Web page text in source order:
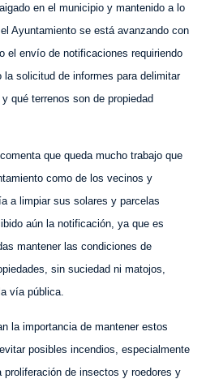
en el municipio y mantenido a lo
Ayuntamiento se está avanzando con
el envío de notificaciones requiriendo
la solicitud de informes para delimitar
qué terrenos son de propiedad
que queda mucho trabajo que
como de los vecinos y
a limpiar sus solares y parcelas
aún la notificación, ya que es
mantener las condiciones de
sin suciedad ni matojos,
vía pública.
la importancia de mantener estos
posibles incendios, especialmente
de insectos y roedores y